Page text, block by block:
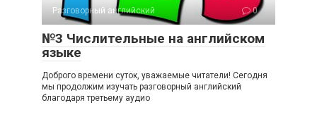
Разговорный английский 0
№3 Числительные на английском
языке
Доброго времени суток, уважаемые читатели! Сегодня
мы продолжим изучать разговорный английский
благодаря третьему аудио